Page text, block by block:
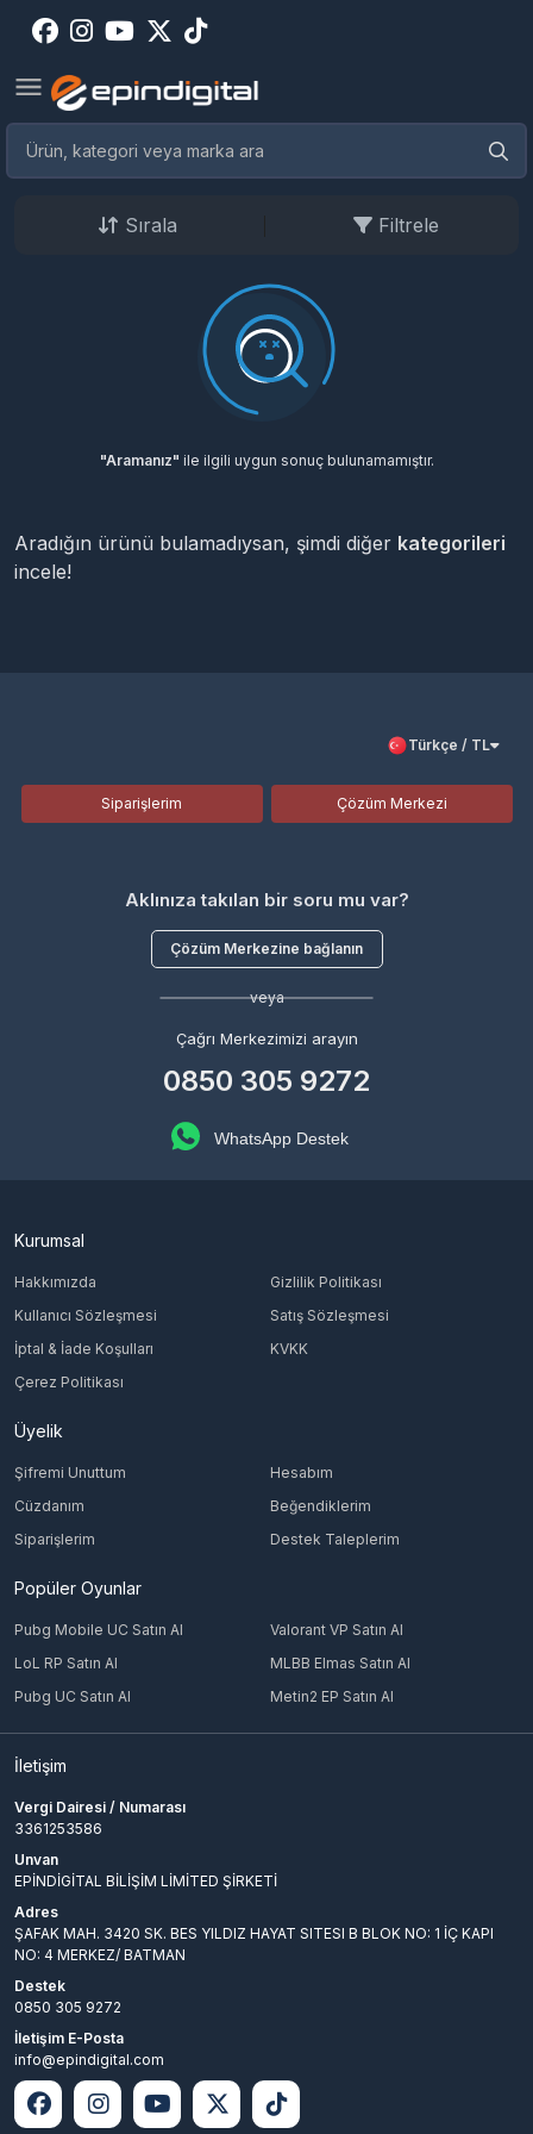
Sırala Filtrele
"Aramanız" ile ilgili uygun sonuç bulunamamıştır.
Aradığın ürünü bulamadıysan, şimdi diğer kategorileri
incele!
Türkçe / TL
Siparişlerim Çözüm Merkezi
Aklınıza takılan bir soru mu var?
Çözüm Merkezine bağlanın
veya
Çağrı Merkezimizi arayın
0850 305 9272
WhatsApp Destek
Kurumsal
Hakkımızda
Gizlilik Politikası
Kullanıcı Sözleşmesi
Satış Sözleşmesi
İptal & İade Koşulları
KVKK
Çerez Politikası
Üyelik
Şifremi Unuttum
Hesabım
Cüzdanım
Beğendiklerim
Siparişlerim
Destek Taleplerim
Popüler Oyunlar
Pubg Mobile UC Satın Al
Valorant VP Satın Al
LoL RP Satın Al
MLBB Elmas Satın Al
Pubg UC Satın Al
Metin2 EP Satın Al
İletişim
Vergi Dairesi / Numarası
3361253586
Unvan
EPİNDİGİTAL BİLİŞİM LİMİTED ŞİRKETİ
Adres
ŞAFAK MAH. 3420 SK. BES YILDIZ HAYAT SITESI B BLOK NO: 1 İÇ KAPI
NO: 4 MERKEZ/ BATMAN
Destek
0850 305 9272
İletişim E-Posta
info@epindigital.com